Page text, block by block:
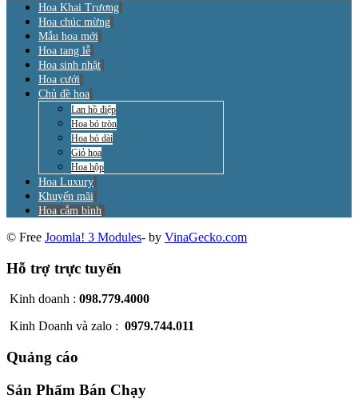
Hoa Khai Trương
Hoa chúc mừng
Mẫu hoa mới
Hoa tang lễ
Hoa sinh nhật
Hoa cưới
Chủ đề hoa
Lan hồ điệp
Hoa bó tròn
Hoa bó dài
Giỏ hoa
Hoa hộp
Hoa Luxury
Khuyến mãi
Hoa cắm bình
© Free Joomla! 3 Modules- by VinaGecko.com
Hỗ trợ trực tuyến
Kinh doanh : 098.779.4000
Kinh Doanh và zalo : 0979.744.011
Quảng cáo
Sản Phẩm Bán Chạy